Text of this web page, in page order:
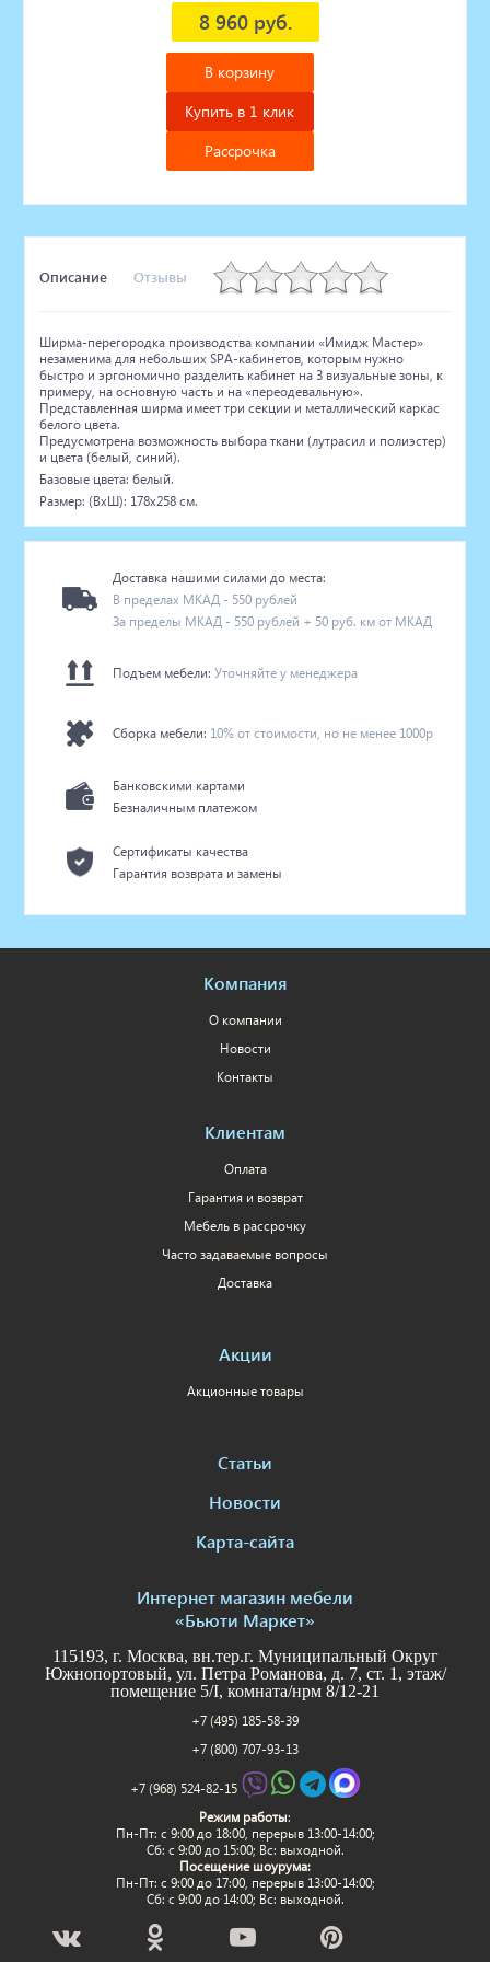
8 960 руб.
В корзину
Купить в 1 клик
Рассрочка
Описание Отзывы
Ширма-перегородка производства компании «Имидж Мастер»
незаменима для небольших SPA-кабинетов, которым нужно
быстро и эргономично разделить кабинет на 3 визуальные зоны, к
примеру, на основную часть и на «переодевальную».
Представленная ширма имеет три секции и металлический каркас
белого цвета.
Предусмотрена возможность выбора ткани (лутрасил и полиэстер)
и цвета (белый, синий).
Базовые цвета: белый.
Размер: (ВхШ): 178х258 см.
Доставка нашими силами до места:
В пределах МКАД - 550 рублей
За пределы МКАД - 550 рублей + 50 руб. км от МКАД
Подъем мебели:Уточняйте у менеджера
Сборка мебели: 10% от стоимости, но не менее 1000р
Банковскими картами
Безналичным платежом
Сертификаты качества
Гарантия возврата и замены
Компания
О компании
Новости
Контакты
Клиентам
Оплата
Гарантия и возврат
Мебель в рассрочку
Часто задаваемые вопросы
Доставка
Акции
Акционные товары
Статьи
Новости
Карта-сайта
Интернет магазин мебели
«Бьюти Маркет»
115193, г. Москва, вн.тер.г. Муниципальный Округ
Южнопортовый, ул. Петра Романова, д. 7, ст. 1, этаж/
помещение 5/I, комната/нрм 8/12-21
+7 (495) 185-58-39
+7 (800) 707-93-13
+7 (968) 524-82-15
Режим работы:
Пн-Пт: c 9:00 до 18:00, перерыв 13:00-14:00;
Сб: с 9:00 до 15:00; Вс: выходной.
Посещение шоурума:
Пн-Пт: c 9:00 до 17:00, перерыв 13:00-14:00;
Сб: с 9:00 до 14:00; Вс: выходной.